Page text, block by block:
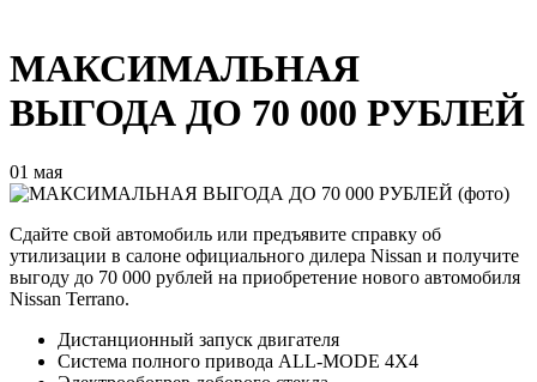
МАКСИМАЛЬНАЯ
ВЫГОДА ДО 70 000 РУБЛЕЙ
01 мая
Сдайте свой автомобиль или предъявите справку об
утилизации в салоне официального дилера Nissan и получите
выгоду до 70 000 рублей на приобретение нового автомобиля
Nissan Terrano.
Дистанционный запуск двигателя
Система полного привода ALL-MODE 4X4